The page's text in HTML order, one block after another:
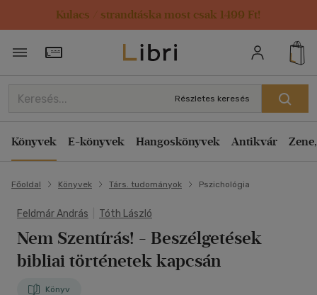
Kulacs / strandtáska most csak 1499 Ft!
Törzsvásárlói Kártya adatai
Részletes keresés
Könyvek E-könyvek Hangoskönyvek Antikvár
Főoldal Könyvek Társ. tudományok Pszichológia
Feldmár András Tóth László
Nem Szentírás! - Beszélgetések
bibliai történetek kapcsán
Könyv